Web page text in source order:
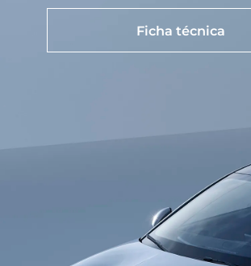
Luz Trasera Skyline
La luz trasera LED continua está
elementos de gotas de agua,
Sistema de Cabina
Ficha técnica